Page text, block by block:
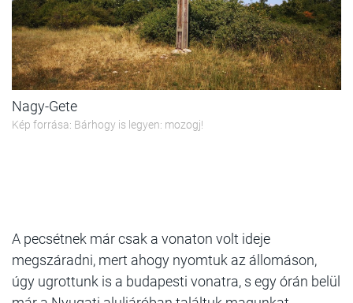
Nagy-Gete
Kép forrása: Bárhogy is legyen: mozogj!
A pecsétnek már csak a vonaton volt ideje
megszáradni, mert ahogy nyomtuk az állomáson,
úgy ugrottunk is a budapesti vonatra, s egy órán belül